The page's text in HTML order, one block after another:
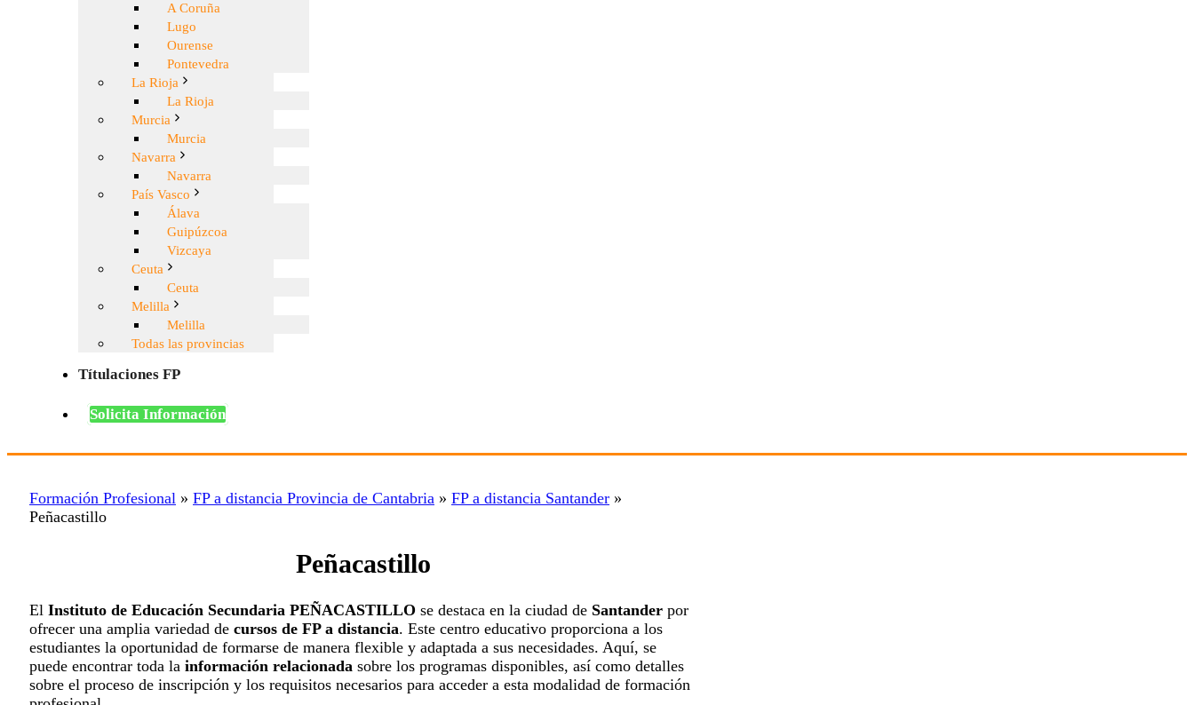
A Coruña
Lugo
Ourense
Pontevedra
La Rioja
La Rioja
Murcia
Murcia
Navarra
Navarra
País Vasco
Álava
Guipúzcoa
Vizcaya
Ceuta
Ceuta
Melilla
Melilla
Todas las provincias
Títulaciones FP
Solicita Información
Formación Profesional » FP a distancia Provincia de Cantabria » FP a distancia Santander »
Peñacastillo
Peñacastillo
El Instituto de Educación Secundaria PEÑACASTILLO se destaca en la ciudad de Santander por
ofrecer una amplia variedad de cursos de FP a distancia. Este centro educativo proporciona a los
estudiantes la oportunidad de formarse de manera flexible y adaptada a sus necesidades. Aquí, se
puede encontrar toda la información relacionada sobre los programas disponibles, así como detalles
sobre el proceso de inscripción y los requisitos necesarios para acceder a esta modalidad de formación